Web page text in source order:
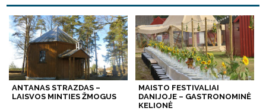
ANTANAS STRAZDAS –
LAISVOS MINTIES ŽMOGUS
MAISTO FESTIVALIAI
DANIJOJE – GASTRONOMINĖ
KELIONĖ